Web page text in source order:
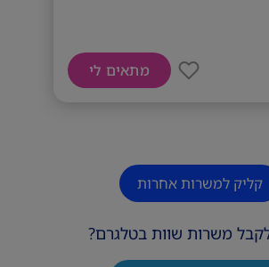
מתאים לי
קליק למשרות אחרות
משרות שוות בטלגרם?